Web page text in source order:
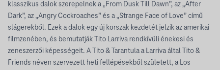
klasszikus dalok szerepelnek a „From Dusk Till Dawn”, az „After
Dark”, az „Angry Cockroaches” és a „Strange Face of Love” című
slágerekből. Ezek a dalok egy új korszak kezdetét jelzik az amerikai
filmzenében, és bemutatják Tito Larriva rendkívüli énekesi és
zeneszerzői képességeit. A Tito & Tarantula a Larriva által Tito &
Friends néven szervezett heti fellépésekből született, a Los